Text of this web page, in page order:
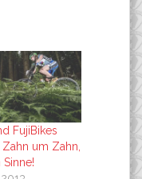
FujiBikes
Zahn um Zahn,